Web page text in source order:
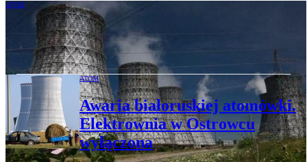
ATOM
Rosja nie zarobi już na atomie z Ukrainy
ATOM
Awaria białoruskiej atomówki.
Elektrownia w Ostrowcu
wyłączona